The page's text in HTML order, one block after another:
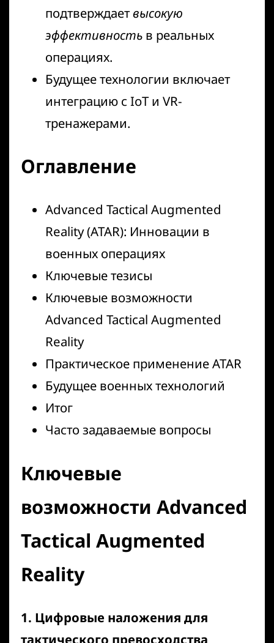
подтверждаетвысокую
эффективность в реальных
операциях.
Будущее технологии включает
интеграцию с IoT и VR-
тренажерами.
Оглавление
Advanced Tactical Augmented
Reality (ATAR): Инновации в
военных операциях
Ключевые тезисы
Ключевые возможности
Advanced Tactical Augmented
Reality
Практическое применение ATAR
Будущее военных технологий
Итог
Часто задаваемые вопросы
Ключевые
возможности Advanced
Tactical Augmented
Reality
1. Цифровые наложения для
тактического превосходства